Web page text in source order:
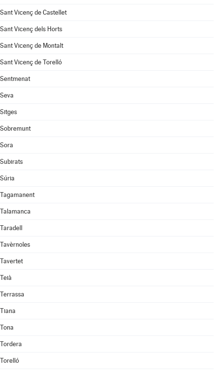
Sant Vicenç de Castellet
Sant Vicenç dels Horts
Sant Vicenç de Montalt
Sant Vicenç de Torelló
Sentmenat
Seva
Sitges
Sobremunt
Sora
Subirats
Súria
Tagamanent
Talamanca
Taradell
Tavèrnoles
Tavertet
Teià
Terrassa
Tiana
Tona
Tordera
Torelló